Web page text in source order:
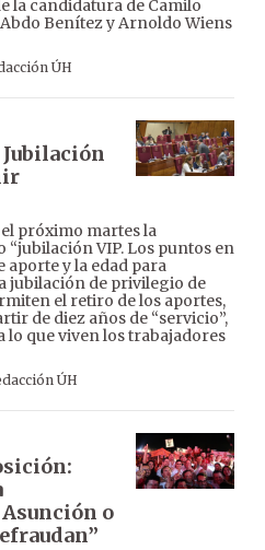
la candidatura de Camilo
Benítez y Arnoldo Wiens
ÚH
próximo martes la
VIP. Los puntos en
aporte y la edad para
jubilación de privilegio de
el retiro de los aportes,
de diez años de “servicio”,
lo que viven los trabajadores
ÚH
o